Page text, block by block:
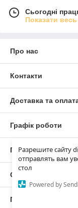
Разрешите сайту
отправлять вам
стол
Powered by
Сьогодні
Показати
Про нас
Контакти
Доставка та
Графік роботи
Повна версія
Сайт створено на
Політика